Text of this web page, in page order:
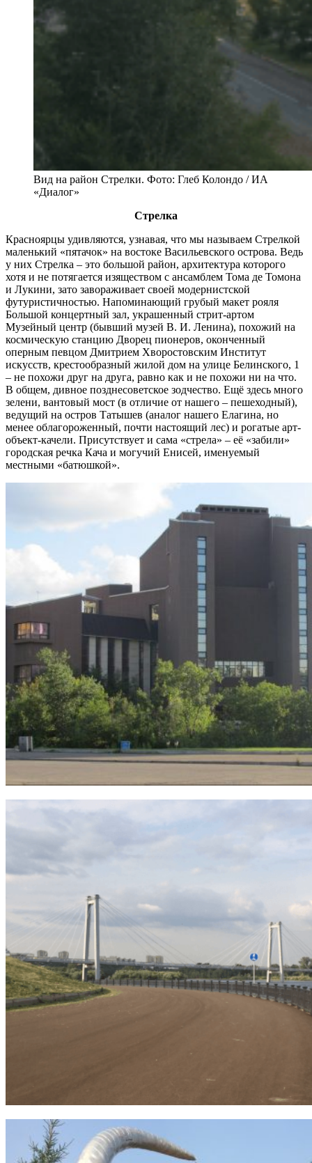
Вид на район Стрелки. Фото: Глеб Колондо / ИА
«Диалог»
Стрелка
Красноярцы удивляются, узнавая, что мы называем Стрелкой
маленький «пятачок» на востоке Васильевского острова. Ведь
у них Стрелка – это большой район, архитектура которого
хотя и не потягается изяществом с ансамблем Тома де Томона
и Лукини, зато завораживает своей модернистской
футуристичностью. Напоминающий грубый макет рояля
Большой концертный зал, украшенный стрит-артом
Музейный центр (бывший музей В. И. Ленина), похожий на
космическую станцию Дворец пионеров, оконченный
оперным певцом Дмитрием Хворостовским Институт
искусств, крестообразный жилой дом на улице Белинского, 1
– не похожи друг на друга, равно как и не похожи ни на что.
В общем, дивное позднесоветское зодчество. Ещё здесь много
зелени, вантовый мост (в отличие от нашего – пешеходный),
ведущий на остров Татышев (аналог нашего Елагина, но
менее облагороженный, почти настоящий лес) и рогатые арт-
объект-качели. Присутствует и сама «стрела» – её «забили»
городская речка Кача и могучий Енисей, именуемый
местными «батюшкой».